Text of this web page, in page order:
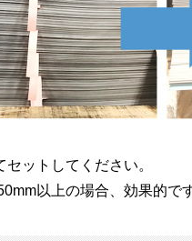
ットしてください。
以上の場合、効果的です